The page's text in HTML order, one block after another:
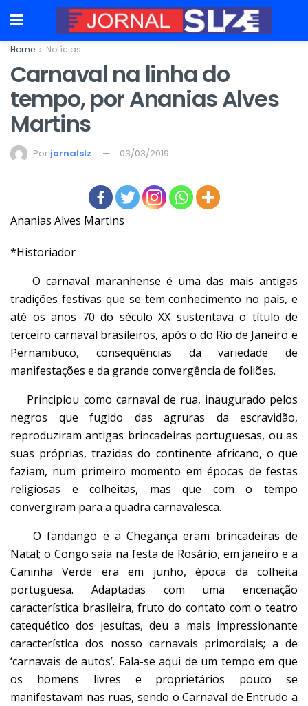
Home Notícias
Carnaval na linha do
tempo, por Ananias Alves
Martins
Por jornalslz 03/03/2019
Ananias Alves Martins
*Historiador
O carnaval maranhense é uma das mais antigas
tradições festivas que se tem conhecimento no país, e
até os anos 70 do século XX sustentava o título de
terceiro carnaval brasileiros, após o do Rio de Janeiro e
Pernambuco, consequências da variedade de
manifestações e da grande convergência de foliões.
Principiou como carnaval de rua, inaugurado pelos
negros que fugido das agruras da escravidão,
reproduziram antigas brincadeiras portuguesas, ou as
suas próprias, trazidas do continente africano, o que
faziam, num primeiro momento em épocas de festas
religiosas e colheitas, mas que com o tempo
convergiram para a quadra carnavalesca.
O fandango e a Chegança eram brincadeiras de
Natal; o Congo saia na festa de Rosário, em janeiro e a
Caninha Verde era em junho, época da colheita
portuguesa. Adaptadas com uma encenação
característica brasileira, fruto do contato com o teatro
catequético dos jesuítas, deu a mais impressionante
característica dos nosso carnavais primordiais; a de
‘carnavais de autos’. Fala-se aqui de um tempo em que
os homens livres e proprietários pouco se
manifestavam nas ruas, sendo o Carnaval de Entrudo a